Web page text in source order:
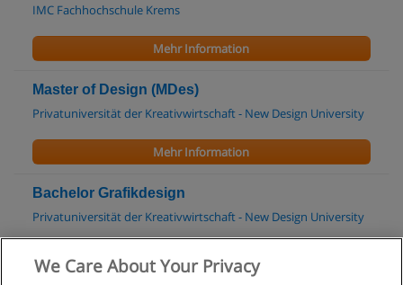
IMC Fachhochschule Krems
Mehr Information
Master of Design (MDes)
Privatuniversität der Kreativwirtschaft - New Design University
Mehr Information
Bachelor Grafikdesign
Privatuniversität der Kreativwirtschaft - New Design University
Mehr Information
We Care About Your Privacy